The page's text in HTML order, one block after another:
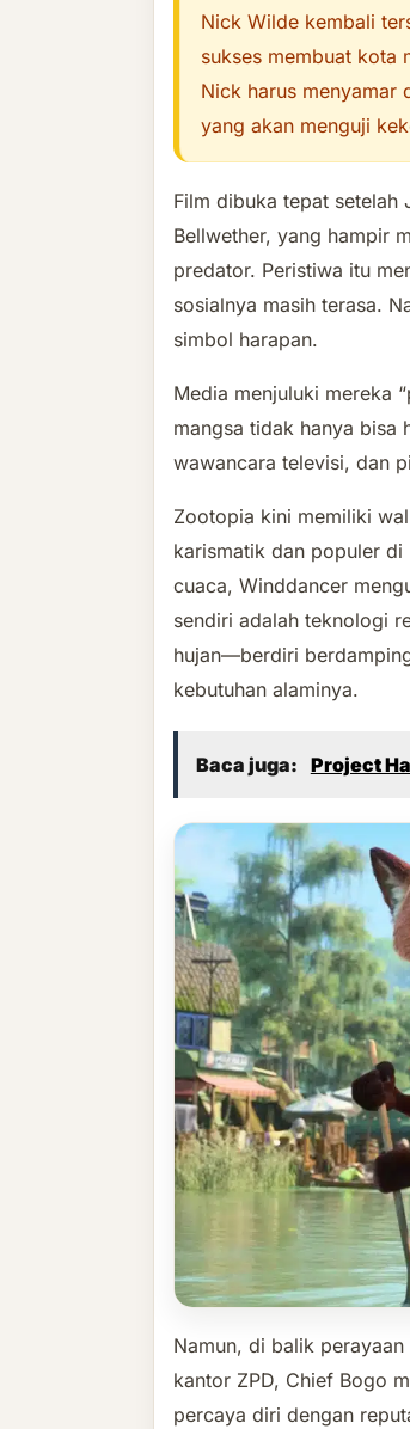
Nick Wilde kembali
sukses membuat kota
Nick harus menyamar
yang akan menguji
Film dibuka tepat setelah
Bellwether, yang hampir
predator. Peristiwa itu
sosialnya masih terasa.
simbol harapan.
Media menjuluki mereka
mangsa tidak hanya bisa
wawancara televisi, dan
Zootopia kini memiliki
karismatik dan populer di
cuaca, Winddancer
sendiri adalah teknologi
hujan—berdiri
kebutuhan alaminya.
Baca juga: Project
Namun, di balik
kantor ZPD, Chief Bogo
percaya diri dengan